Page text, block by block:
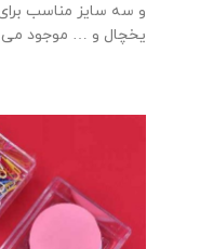
و سه سایز مناسب
یخچال و … موجود می